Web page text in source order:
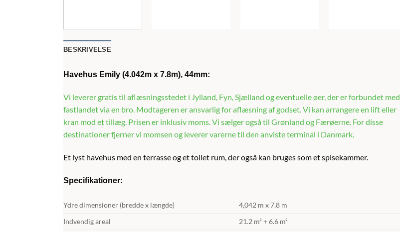
BESKRIVELSE
Havehus Emily (4.042m x 7.8m), 44mm:
Vi leverer gratis til aflæsningsstedet i Jylland, Fyn, Sjælland og eventuelle øer, der er forbundet med
fastlandet via en bro. Modtageren er ansvarlig for aflæsning af godset. Vi kan arrangere en lift eller
kran mod et tillæg. Prisen er inklusiv moms. Vi sælger også til Grønland og Færøerne. For disse
destinationer fjerner vi momsen og leverer varerne til den anviste terminal i Danmark.
Et lyst havehus med en terrasse og et toilet rum, der også kan bruges som et spisekammer.
Specifikationer:
Ydre dimensioner (bredde x længde)
4,042 m x 7,8 m
Indvendig areal
21.2 m² + 6.6 m²